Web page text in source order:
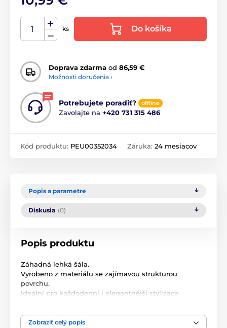
ks Do košíka
Doprava zdarma od 86,59 €
Možnosti doručenia ›
Potrebujete poradiť? offline
Zavolajte na +420 731 315 486
Kód produktu: PEU00352034 Záruka: 24 mesiacov
Popis a parametre
Diskusia (0)
Popis produktu
Záhadná lehká šála.
Vyrobeno z materiálu se zajímavou strukturou
povrchu.
Ideální pro každodenní i elegantnější stylizace.
Materiál: viskóza
Zobraziť celý popis